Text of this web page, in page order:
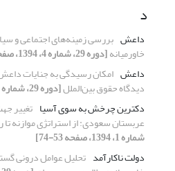
د
داعش بررسی زمینه‌های اجتماعی و
خاورمیانه[دوره 29، شماره 4، 1394، صفحه 27-50]
داعش امکان رسیدگی به جنایات داعش
دیدگاه حقوق بین‌الملل[دوره 29، شماره 4، 1394، صفحه 51-79]
دکترین چرخش به سوی آسیا تغییر
عربستان سعودی: از استراتژی موازنه تا
شماره 1، 1394، صفحه 53-74]
دولت ناکارآمد تحلیل عوامل درونی